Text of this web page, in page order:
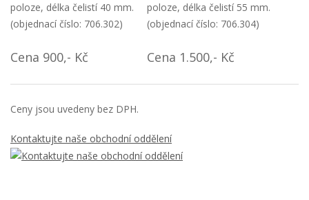
poloze, délka čelistí 40 mm.
(objednací číslo: 706.302)
Cena 900,- Kč
poloze, délka čelistí 55 mm.
(objednací číslo: 706.304)
Cena 1.500,- Kč
Ceny jsou uvedeny bez DPH.
Kontaktujte naše obchodní oddělení